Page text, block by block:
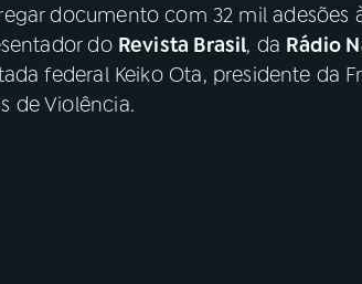
documento com 32 mil adesões
do Revista Brasil, da Rádio
federal Keiko Ota, presidente da
de Violência.